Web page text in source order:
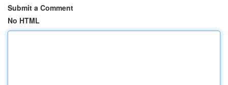
Submit a Comment
No HTML